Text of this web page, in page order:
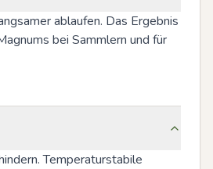
ablaufen. Das Ergebnis
bei Sammlern und für
Temperaturstabile